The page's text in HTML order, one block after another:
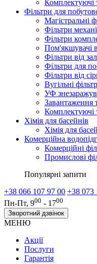
Комплектуючі
Фільтри для
Магістральні
Фільтри
Фільтри
Пом'якшувачі
Фільтри від
Фільтри для
Фільтри від
Вугільні
УФ
Завантаження
Комплектуючі
Хімія для басейнів
Хімія для
Комерційна
Комерційні
Промислові
Популярні запити
+38 066 107 97 00 +38 073
Пн-Пт, 900 - 1700
Зворотний дзвінок
МЕНЮ
Акції
Послуги
Гарантія